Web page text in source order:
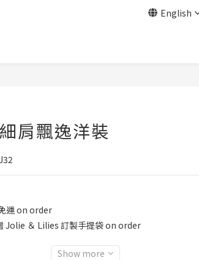
English
肩飄逸洋裝
運 on order
Jolie ＆ Lilies 訂製手提袋 on order
Show more